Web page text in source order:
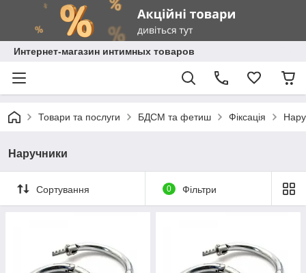
Интернет-магазин интимных товаров
Товари та послуги БДСМ та фетиш Фіксація
Наручники
Сортування 0 Фільтри